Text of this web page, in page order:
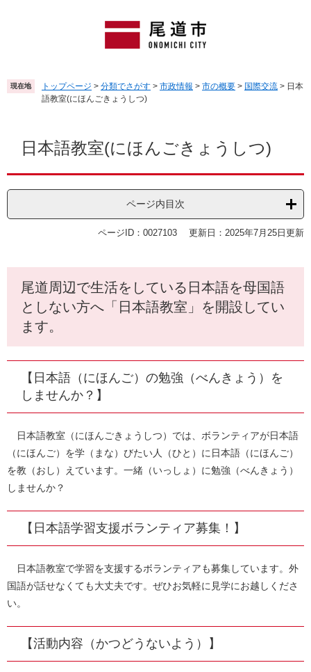
頭
で
飛
ば
現在地 トップページ > 分類でさがす > 市政情報 > 市の概要 > 国際交流 > 日本
語教室(にほんごきょうしつ)
日本語教室(にほんごきょうしつ)
ページ内目次
ページID：0027103 更新日：2025年7月25日更新
尾道周辺で生活をしている日本語を母国語
としない方へ「日本語教室」を開設してい
ます。
【日本語（にほんご）の勉強（べんきょう）を
しませんか？】
日本語教室（にほんごきょうしつ）では、ボランティアが日本語
（にほんご）を学（まな）びたい人（ひと）に日本語（にほんご）
を教（おし）えています。一緒（いっしょ）に勉強（べんきょう）
しませんか？
【日本語学習支援ボランティア募集！】
日本語教室で学習を支援するボランティアも募集しています。外
国語が話せなくても大丈夫です。ぜひお気軽に見学にお越しくださ
い。
【活動内容（かつどうないよう）】